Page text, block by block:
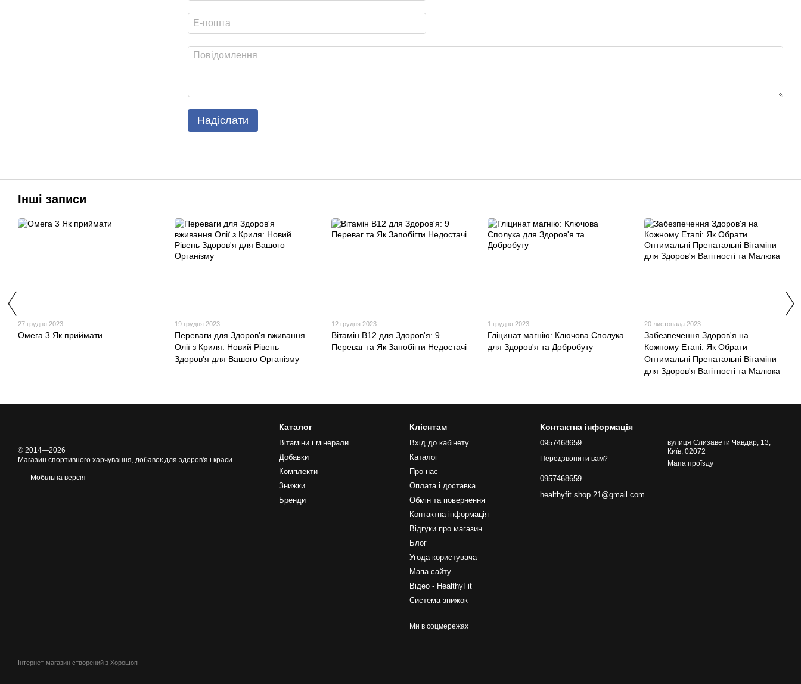
Надіслати
Інші записи
27 грудня 2023
Омега 3 Як приймати
19 грудня 2023
Переваги для Здоров'я вживання
Олії з Криля: Новий Рівень
Здоров'я для Вашого Організму
12 грудня 2023
Вітамін B12 для Здоров'я: 9
Переваг та Як Запобігти Недостачі
1 грудня 2023
Гліцинат магнію: Ключова Сполука
для Здоров'я та Добробуту
20 листопада 2023
Забезпечення Здоров'я на
Кожному Етапі: Як Обрати
Оптимальні Пренатальні Вітаміни
для Здоров'я Вагітності та Малюка
© 2014—2026
Магазин спортивного харчування, добавок для здоров'я і краси
Мобільна версія
Інтернет-магазин створений з Хорошоп
Каталог
Вітаміни і мінерали
Добавки
Комплекти
Знижки
Бренди
Клієнтам
Вхід до кабінету
Каталог
Про нас
Оплата і доставка
Обмін та повернення
Контактна інформація
Відгуки про магазин
Блог
Угода користувача
Мапа сайту
Відео - HealthyFit
Система знижок
Ми в соцмережах
Контактна інформація
0957468659
Передзвонити вам?
0957468659
healthyfit.shop.21@gmail.com
вулиця Єлизавети Чавдар, 13,
Київ, 02072
Мапа проїзду